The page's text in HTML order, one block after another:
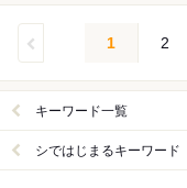
1 2
キーワード一覧
シではじまるキーワード